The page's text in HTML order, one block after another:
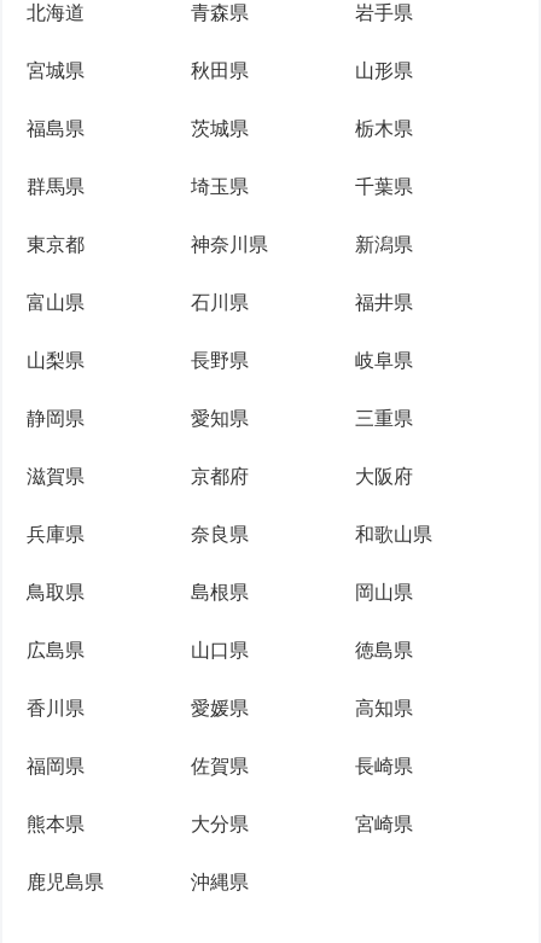
北海道 青森県 岩手県
宮城県 秋田県 山形県
福島県 茨城県 栃木県
群馬県 埼玉県 千葉県
東京都 神奈川県 新潟県
富山県 石川県 福井県
山梨県 長野県 岐阜県
静岡県 愛知県 三重県
滋賀県 京都府 大阪府
兵庫県 奈良県 和歌山県
鳥取県 島根県 岡山県
広島県 山口県 徳島県
香川県 愛媛県 高知県
福岡県 佐賀県 長崎県
熊本県 大分県 宮崎県
鹿児島県 沖縄県